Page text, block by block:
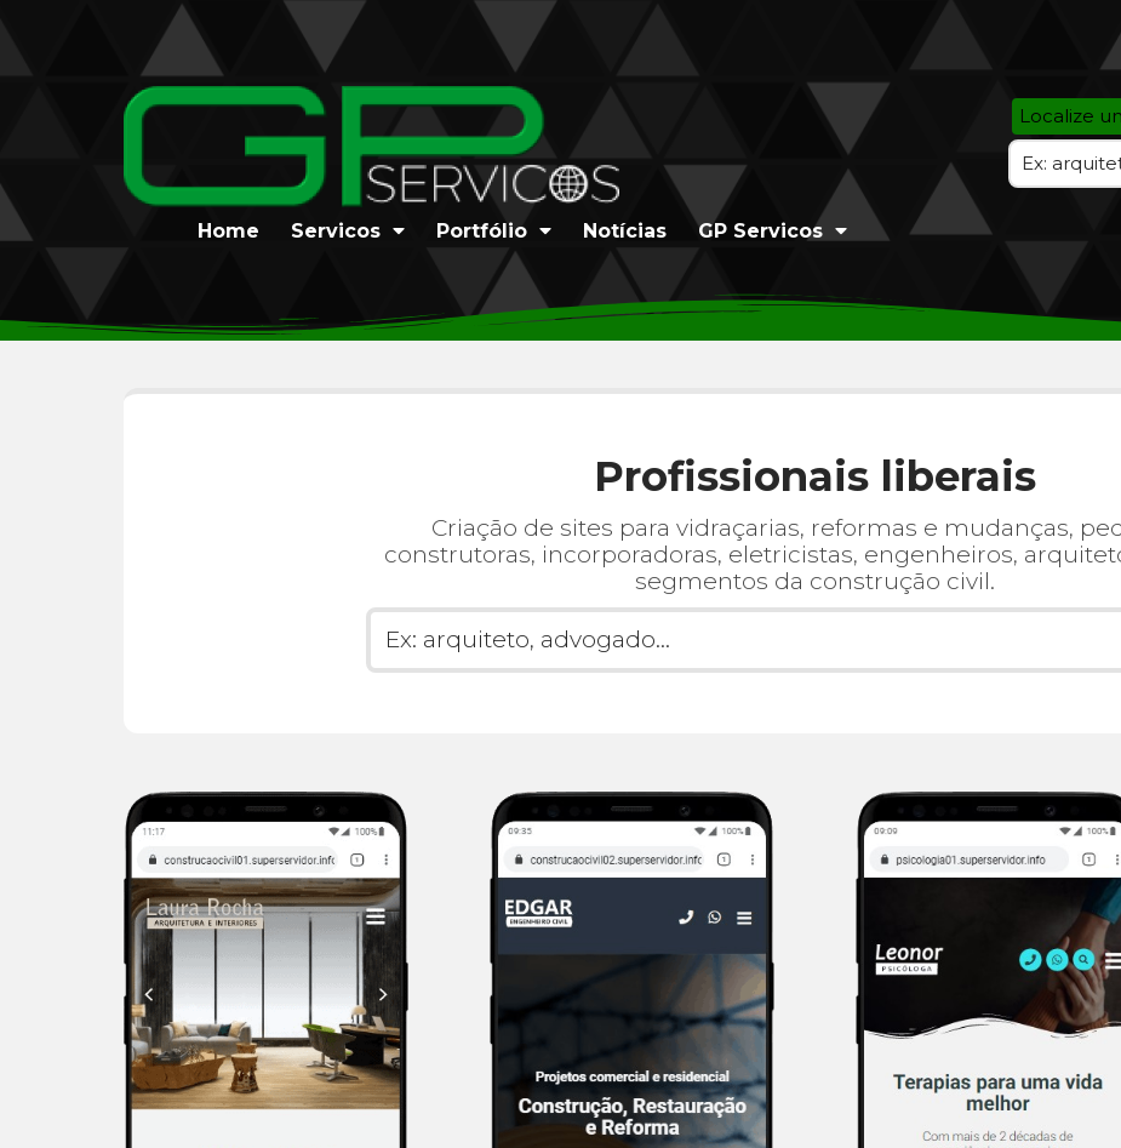
Home Servicos Portfólio Notícias GP Servicos
Localize
Profissionais liberais
Criação de sites para vidraçarias, reformas e mudanças,
construtoras, incorporadoras, eletricistas, engenheiros,
segmentos da construção civil.